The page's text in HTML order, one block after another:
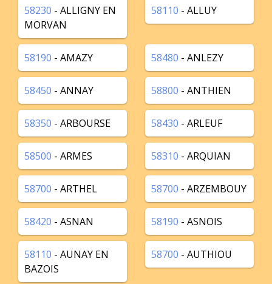
58230 - ALLIGNY EN
MORVAN
58110 - ALLUY
58190 - AMAZY 58480 - ANLEZY
58450 - ANNAY 58800 - ANTHIEN
58350 - ARBOURSE 58430 - ARLEUF
58500 - ARMES 58310 - ARQUIAN
58700 - ARTHEL 58700 - ARZEMBOUY
58420 - ASNAN 58190 - ASNOIS
58110 - AUNAY EN
BAZOIS
58700 - AUTHIOU